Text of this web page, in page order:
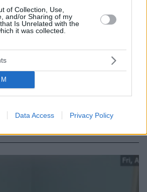
of Collection, Use,
and/or Sharing of my
Is Unrelated with the
it was collected.
Data Access Privacy Policy
αλλάζει όσα γνωρίζαμε για τη